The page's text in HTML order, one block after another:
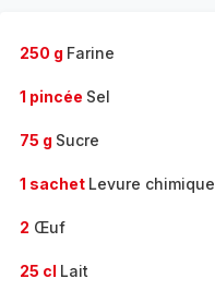
250 g Farine
1 pincée Sel
75 g Sucre
1 sachet Levure chimique
2 Œuf
25 cl Lait